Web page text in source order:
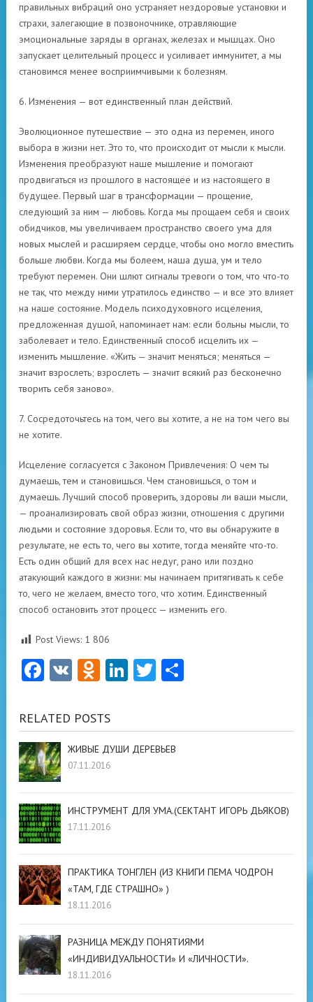
правильных вибраций оно устраняет нездоровые установки и
страхи, залегающие в позвоночнике, отравляющие
эмоциональные заряды в органах, железах и мышцах. Оно
запускает целительный процесс и усиливает иммунитет, а мы
становимся менее восприимчивыми к болезням.
6. Изменения — вот единственный план действий.
Эволюционное путешествие — это одна из перемен, иного
выбора в жизни нет. Это то, что происходит от мысли к мысли.
Изменения преобразуют наше мышление и помогают
продвигаться из прошлого в настоящее и из настоящего в
будущее. Первый шаг в трансформации — прощение,
следующий за ним — любовь. Когда мы прощаем себя и своих
обидчиков, мы увеличиваем пространство своего ума для
новых мыслей и расширяем сердце, чтобы оно могло вместить
больше любви. Когда мы болеем, наша душа, ум и тело
требуют перемен. Они шлют сигналы тревоги о том, что что-то
не так, что между ними утратилось единство — и все это влияет
на наше состояние. Модель психодуховного исцеления,
предложенная душой, напоминает нам: если больны мысли, то
заболевает и тело. Единственный способ исцелить их —
изменить мышление. «Жить — значит меняться; меняться —
значит взрослеть; взрослеть — значит всякий раз бесконечно
творить себя заново».
7. Сосредоточьтесь на том, чего вы хотите, а не на том чего вы
не хотите.
Исцеление согласуется с Законом Привлечения: О чем ты
думаешь, тем и становишься. Чем становишься, о том и
думаешь. Лучший способ проверить, здоровы ли ваши мысли,
— проанализировать свой образ жизни, отношения с другими
людьми и состояние здоровья. Если то, что вы обнаружите в
результате, не есть то, чего вы хотите, тогда меняйте что-то.
Есть один общий для всех нас недуг, рано или поздно
атакующий каждого в жизни: мы начинаем притягивать к себе
то, чего не желаем, вместо того, что хотим. Единственный
способ остановить этот процесс — изменить его.
Post Views: 1 806
Facebook
VK Odnoklassniki
LinkedIn
Twitter
RELATED POSTS
ЖИВЫЕ ДУШИ ДЕРЕВЬЕВ
07.11.2016
ИНСТРУМЕНТ ДЛЯ УМА.(СЕКТАНТ ИГОРЬ ДЬЯКОВ)
17.11.2016
ПРАКТИКА ТОНГЛЕН (ИЗ КНИГИ ПЕМА ЧОДРОН
«ТАМ, ГДЕ СТРАШНО» )
18.11.2016
РАЗНИЦА МЕЖДУ ПОНЯТИЯМИ
«ИНДИВИДУАЛЬНОСТИ» И «ЛИЧНОСТИ».
18.11.2016